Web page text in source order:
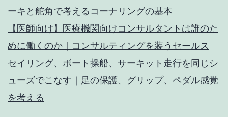
ーキと舵角で考えるコーナリングの基本
【医師向け】医療機関向けコンサルタントは誰のた
めに働くのか｜コンサルティングを装うセールス
セイリング、ボート操船、サーキット走行を同じシ
ューズでこなす｜足の保護、グリップ、ペダル感覚
を考える